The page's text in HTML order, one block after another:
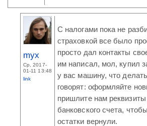
myx
Ср, 2017-
01-11 13:48
link
С налогами пока не
страховкой все было
просто дал контакты
им написал, мол, купил
у вас машину, что
говорят: оформляйте
пришлите нам реквизиты
банковского счета,
остатки вернули.